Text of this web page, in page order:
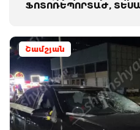
ՖՈՏՈՌԵՊՈՐՏԱԺ,
Շամշյան